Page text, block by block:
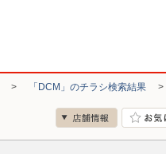
> 「DCM」のチラシ検索結果